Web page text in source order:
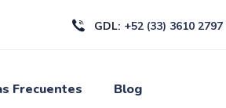
GDL: +52 (33) 3610 2797
Frecuentes Blog